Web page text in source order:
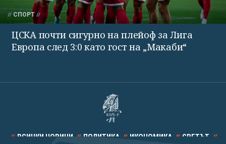
СПОРТ
ЦСКА почти сигурно на плейоф за Лига
Европа след 3:0 като гост на „Макаби“
ВСИЧКИ НОВИНИ ПОЛИТИКА ИКОНОМИКА СВЕТЪТ